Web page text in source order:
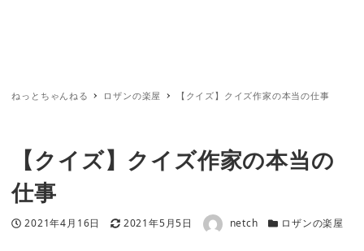
ねっとちゃんねる ロザンの楽屋 【クイズ】クイズ作家の本当の仕事
【クイズ】クイズ作家の本当の
仕事
投稿日
2021年4月16日 更新日
2021年5月5日 著者 netch カテゴリー
ロザンの楽屋